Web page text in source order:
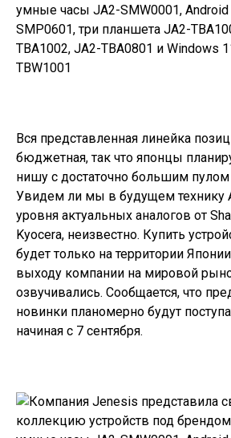
Вся представленная линейка
бюджетная, так что японцы
нишу с достаточно большим пулом
Увидем ли мы в будущем технику
уровня актуальных аналогов от
Kyocera, неизвестно. Купить
будет только на территории
выходу компании на мировой
озвучивались. Сообщается, что
новинки планомерно будут
начиная с 7 сентября.